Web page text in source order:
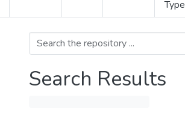
Type
Search Results